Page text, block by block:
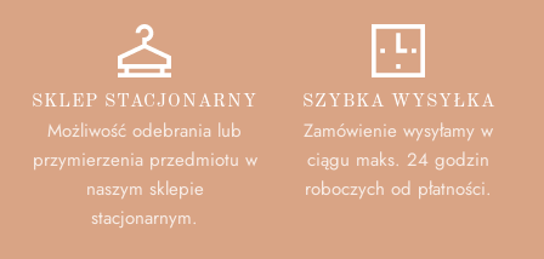
SKLEP STACJONARNY
Możliwość odebrania lub
przymierzenia przedmiotu w
naszym sklepie
stacjonarnym.
SZYBKA WYSYŁKA
Zamówienie wysyłamy w
ciągu maks. 24 godzin
roboczych od płatności.